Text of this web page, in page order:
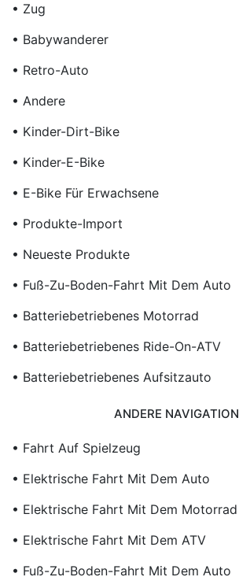
• Zug
• Babywanderer
• Retro-Auto
• Andere
• Kinder-Dirt-Bike
• Kinder-E-Bike
• E-Bike Für Erwachsene
• Produkte-Import
• Neueste Produkte
• Fuß-Zu-Boden-Fahrt Mit Dem Auto
• Batteriebetriebenes Motorrad
• Batteriebetriebenes Ride-On-ATV
• Batteriebetriebenes Aufsitzauto
ANDERE NAVIGATION
• Fahrt Auf Spielzeug
• Elektrische Fahrt Mit Dem Auto
• Elektrische Fahrt Mit Dem Motorrad
• Elektrische Fahrt Mit Dem ATV
• Fuß-Zu-Boden-Fahrt Mit Dem Auto